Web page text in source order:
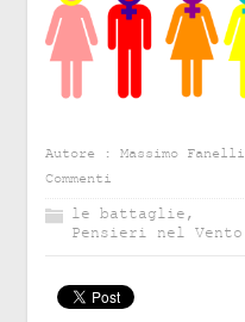
Autore :Massimo Fanelli
Commenti
le battaglie,
Pensieri nel Vento